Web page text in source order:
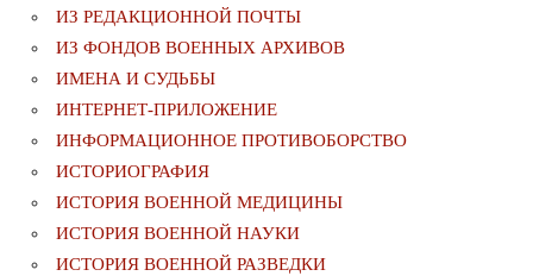
ИЗ РЕДАКЦИОННОЙ ПОЧТЫ
ИЗ ФОНДОВ ВОЕННЫХ АРХИВОВ
ИМЕНА И СУДЬБЫ
ИНТЕРНЕТ-ПРИЛОЖЕНИЕ
ИНФОРМАЦИОННОЕ ПРОТИВОБОРСТВО
ИСТОРИОГРАФИЯ
ИСТОРИЯ ВОЕННОЙ МЕДИЦИНЫ
ИСТОРИЯ ВОЕННОЙ НАУКИ
ИСТОРИЯ ВОЕННОЙ РАЗВЕДКИ